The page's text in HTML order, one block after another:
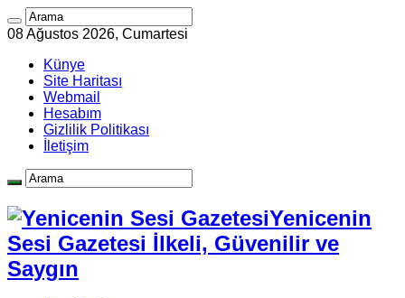
08 Ağustos 2026, Cumartesi
Künye
Site Haritası
Webmail
Hesabım
Gizlilik Politikası
İletişim
Yenicenin
Sesi Gazetesi İlkeli, Güvenilir ve
Saygın